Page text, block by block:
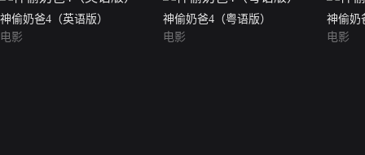
神偷奶爸4（英语版）
电影
神偷奶爸4（粤语版）
电影
神偷奶
电影